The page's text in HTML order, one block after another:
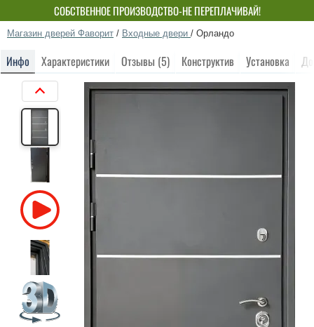
СОБСТВЕННОЕ ПРОИЗВОДСТВО-НЕ ПЕРЕПЛАЧИВАЙ!
Магазин дверей Фаворит / Входные двери / Орландо
Инфо Характеристики Отзывы (5) Конструктив Установка